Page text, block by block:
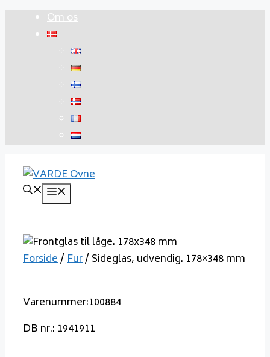
Om os
Forside/Fur/ Sideglas, udvendig. 178×348 mm
Varenummer:100884
DB nr.: 1941911